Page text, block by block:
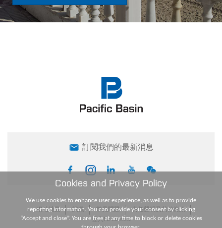
訂閱我們的最新消息
網站地圖 詞彙 常見問題
責任聲明及其他資訊
登入PB Connect
Cookies and Privacy Policy
We use cookies to enhance user experience, as well as to provide
reporting information. You can provide your consent by clicking
“Accept and close”. You are free at any time to block or delete cookies